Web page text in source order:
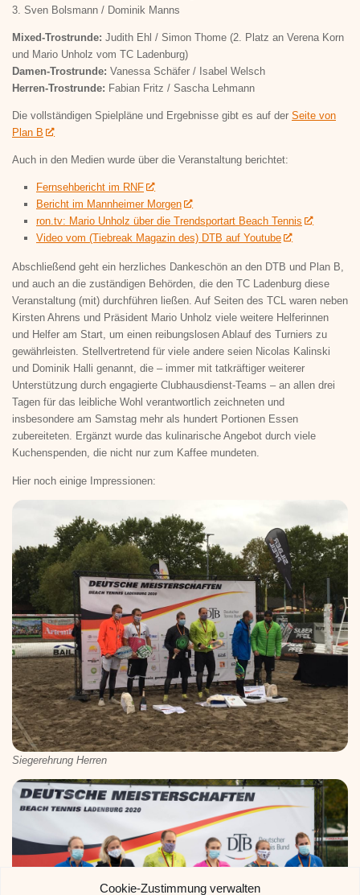
Cookie-Zustimmung verwalten
3. Sven Bolsmann / Dominik Manns
Mixed-Trostrunde: Judith Ehl / Simon Thome (2. Platz an Verena Korn
und Mario Unholz vom TC Ladenburg)
Damen-Trostrunde: Vanessa Schäfer / Isabel Welsch
Herren-Trostrunde: Fabian Fritz / Sascha Lehmann
Die vollständigen Spielpläne und Ergebnisse gibt es auf der Seite von
Plan B
Auch in den Medien wurde über die Veranstaltung berichtet:
Fernsehbericht im RNF
Bericht im Mannheimer Morgen
ron.tv: Mario Unholz über die Trendsportart Beach Tennis
Video vom (Tiebreak Magazin des) DTB auf Youtube
Abschließend geht ein herzliches Dankeschön an den DTB und Plan B,
und auch an die zuständigen Behörden, die den TC Ladenburg diese
Veranstaltung (mit) durchführen ließen. Auf Seiten des TCL waren neben
Kirsten Ahrens und Präsident Mario Unholz viele weitere Helferinnen
und Helfer am Start, um einen reibungslosen Ablauf des Turniers zu
gewährleisten. Stellvertretend für viele andere seien Nicolas Kalinski
und Dominik Halli genannt, die – immer mit tatkräftiger weiterer
Unterstützung durch engagierte Clubhausdienst-Teams – an allen drei
Tagen für das leibliche Wohl verantwortlich zeichneten und
insbesondere am Samstag mehr als hundert Portionen Essen
zubereiteten. Ergänzt wurde das kulinarische Angebot durch viele
Kuchenspenden, die nicht nur zum Kaffee mundeten.
Hier noch einige Impressionen:
Siegerehrung Herren